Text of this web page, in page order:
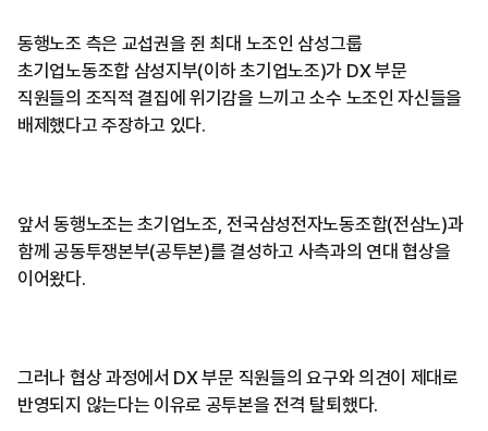
동행노조 측은 교섭권을 쥔 최대 노조인 삼성그룹
초기업노동조합 삼성지부(이하 초기업노조)가 DX 부문
직원들의 조직적 결집에 위기감을 느끼고 소수 노조인 자신들을
배제했다고 주장하고 있다.
앞서 동행노조는 초기업노조, 전국삼성전자노동조합(전삼노)과
함께 공동투쟁본부(공투본)를 결성하고 사측과의 연대 협상을
이어왔다.
그러나 협상 과정에서 DX 부문 직원들의 요구와 의견이 제대로
반영되지 않는다는 이유로 공투본을 전격 탈퇴했다.